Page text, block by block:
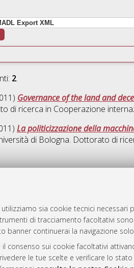
sia cookie tecnici
di tracciamento facoltativi
banner continuerai la navigazione
il consenso sui cookie facoltativi
le tue scelte e verificare lo
2.
Governance of the land and
di ricerca in Cooperazione
La politicizzazione della
di Bologna. Dottorato di
AMS
ISSN:
Servizio